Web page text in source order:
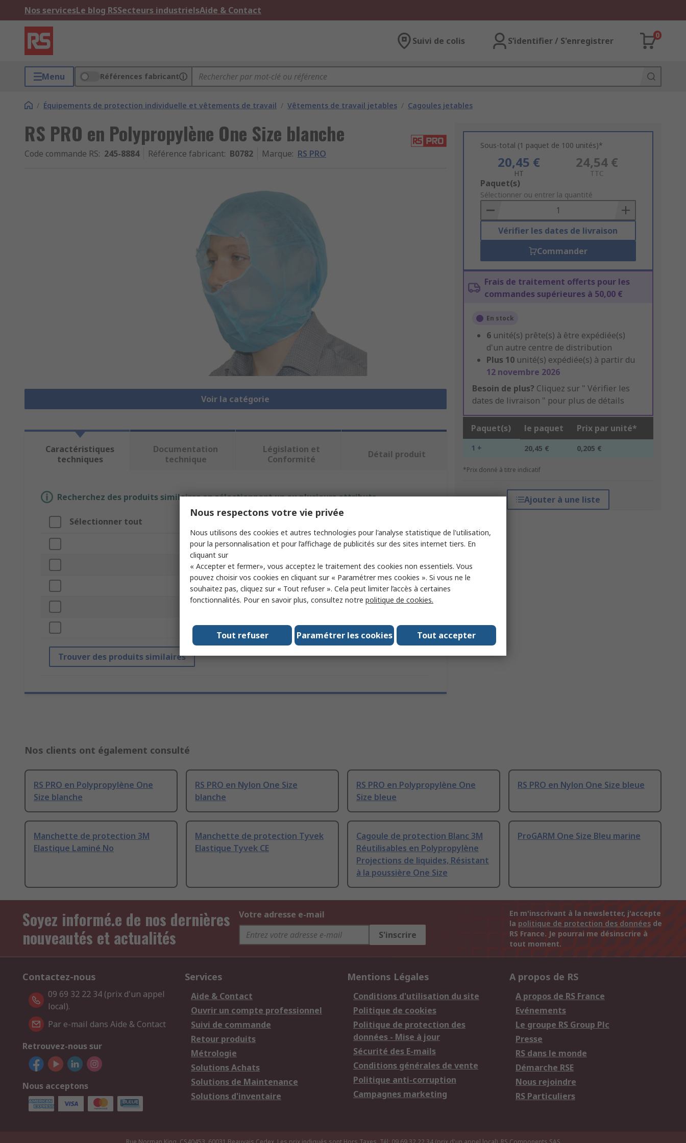
Nos servicesLe blog RSSecteurs industrielsAide & Contact
Suivi de colis S’identifier / S'enregistrer
0
Menu Références fabricant
/ Équipements de protection individuelle et vêtements de travail / Vêtements de travail jetables / Cagoules jetables
RS PRO en Polypropylène One Size blanche
Code commande RS: 245-8884 Référence fabricant: B0782 Marque: RS PRO
Voir la catégorie
Sous-total (1 paquet de 100 unités)*
20,45 €
HT
24,54 €
TTC
Add
to
Basket
Paquet(s)
Sélectionner ou entrer la quantité
Vérifier les dates de livraison
Commander
Frais de traitement offerts pour les
commandes supérieures à 50,00 €
En stock
6 unité(s) prête(s) à être expédiée(s)
d'un autre centre de distribution
Plus 10 unité(s) expédiée(s) à partir du
12 novembre 2026
Besoin de plus? Cliquez sur " Vérifier les
dates de livraison " pour plus de détails
Paquet(s) le paquet Prix par unité*
1 + 20,45 € 0,205 €
*Prix donné à titre indicatif
Ajouter à une liste
Caractéristiques
techniques
Documentation
technique
Législation et
Conformité
Détail produit
Recherchez des produits similaires en sélectionnant un ou plusieurs attributs.
Sélectionner tout
Marque RS PRO
Taille One Size
Type de produit Cagoule
Matériau Polypropylène
Trouver des produits similaires
Nos clients ont également consulté
RS PRO en Polypropylène One
Size blanche
RS PRO en Nylon One Size
blanche
RS PRO en Polypropylène One
Size bleue
RS PRO en Nylon One Size bleue
Manchette de protection 3M
Elastique Laminé No
Manchette de protection Tyvek
Elastique Tyvek CE
Cagoule de protection Blanc 3M
Réutilisables en Polypropylène
Projections de liquides, Résistant
à la poussière One Size
ProGARM One Size Bleu marine
Soyez informé.e de nos dernières
nouveautés et actualités
Votre adresse e-mail
S'inscrire
En m'inscrivant à la newsletter, j'accepte
la politique de protection des données de
RS France. Je pourrai me désinscrire à
tout moment.
Contactez-nous
09 69 32 22 34 (prix d'un appel
local).
Par e-mail dans Aide & Contact
Retrouvez-nous sur
Nous acceptons
Services
Aide & Contact
Ouvrir un compte professionnel
Suivi de commande
Retour produits
Métrologie
Solutions Achats
Solutions de Maintenance
Solutions d'inventaire
Mentions Légales
Conditions d'utilisation du site
Politique de cookies
Politique de protection des
données - Mise à jour
Sécurité des E-mails
Conditions générales de vente
Politique anti-corruption
Campagnes marketing
A propos de RS
A propos de RS France
Evénements
Le groupe RS Group Plc
Presse
RS dans le monde
Démarche RSE
Nous rejoindre
RS Particuliers
Nous respectons votre vie privée
Nous utilisons des cookies et autres technologies pour l'analyse statistique de l'utilisation,
pour la personnalisation et pour l’affichage de publicités sur des sites internet tiers. En
cliquant sur
« Accepter et fermer», vous acceptez le traitement des cookies non essentiels. Vous
pouvez choisir vos cookies en cliquant sur « Paramétrer mes cookies ». Si vous ne le
souhaitez pas, cliquez sur « Tout refuser ». Cela peut limiter l’accès à certaines
fonctionnalités. Pour en savoir plus, consultez notre politique de cookies.
Tout accepter
Paramétrer les cookies
Tout refuser